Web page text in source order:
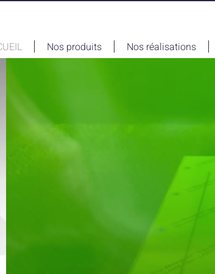
Nos produits Nos réalisations